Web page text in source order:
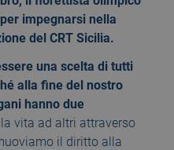
impegnarsi nella
del CRT Sicilia.
una scelta di tutti
alla fine del nostro
hanno due
la vita ad altri attraverso
il diritto alla